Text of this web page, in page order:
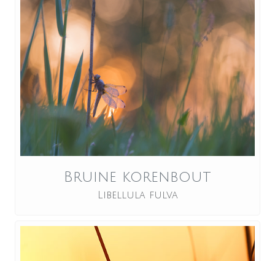
Bruine korenbout
Libellula fulva